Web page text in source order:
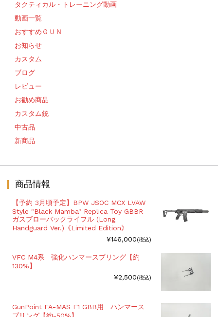
タクティカル・トレーニング動画
動画一覧
おすすめＧＵＮ
お知らせ
カスタム
ブログ
レビュー
お勧め商品
カスタム銃
中古品
新商品
商品情報
【予約 3月頃予定】BPW JSOC MCX LVAW
Style "Black Mamba" Replica Toy GBBR
ガスブローバックライフル (Long
Handguard Ver.)《Limited Edition》
¥146,000(税込)
VFC M4系 強化ハンマースプリング【約
130%】
¥2,500(税込)
GunPoint FA-MAS F1 GBB用 ハンマース
プリング【約-50%】